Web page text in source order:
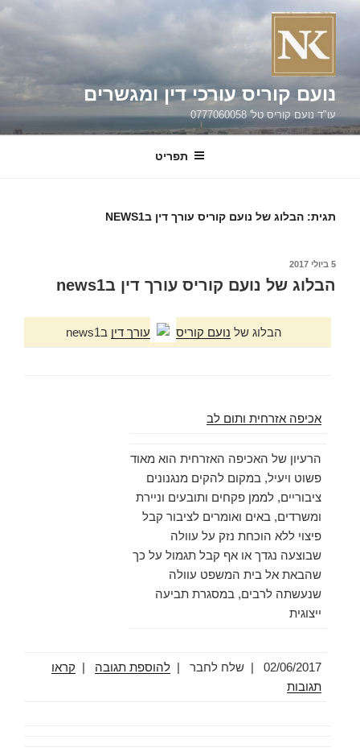
דילוג
נועם קוריס עורכי דין ומגשרים
עו"ד נועם קוריס טל' 0777060058
תפריט
תגית: הבלוג של נועם קוריס עורך דין בNEWS1
פורסם
5 ביולי 2017
הבלוג של נועם קוריס עורך דין בnews1
הבלוג של נועם קוריס עורך דין בnews1
אכיפה אזרחית ותום לב
הרעיון של האכיפה האזרחית הוא מאוד
פשוט ויעיל, במקום להקים מנגנונים
ציבוריים, לממן פקחים ותובעים וניירת
ומשרדים, באים ואומרים לציבור קבל
פיצוי ללא הוכחת נזק על עוולה
שבוצעה נגדך או אף קבל תגמול על כך
שהבאת אל בית המשפט עוולה
שנעשתה לרבים, במסגרת תביעה
ייצוגית
02/06/2017
| שלח לחבר | להוספת תגובה | קראו
תגובות